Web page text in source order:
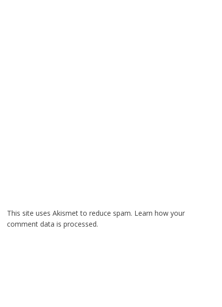
This site uses Akismet to reduce spam. Learn how your
comment data is processed.